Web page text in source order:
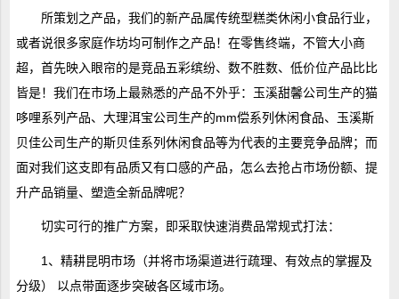
所策划之产品，我们的新产品属传统型糕类休闲小食品行业，
或者说很多家庭作坊均可制作之产品！在零售终端，不管大小商
超，首先映入眼帘的是竞品五彩缤纷、数不胜数、低价位产品比比
皆是！我们在市场上最熟悉的产品不外乎：玉溪甜馨公司生产的猫
哆哩系列产品、大理洱宝公司生产的mm偿系列休闲食品、玉溪斯
贝佳公司生产的斯贝佳系列休闲食品等为代表的主要竞争品牌；而
面对我们这支即有品质又有口感的产品，怎么去抢占市场份额、提
升产品销量、塑造全新品牌呢？
切实可行的推广方案，即采取快速消费品常规式打法：
1、精耕昆明市场（并将市场渠道进行疏理、有效点的掌握及
分级） 以点带面逐步突破各区域市场。